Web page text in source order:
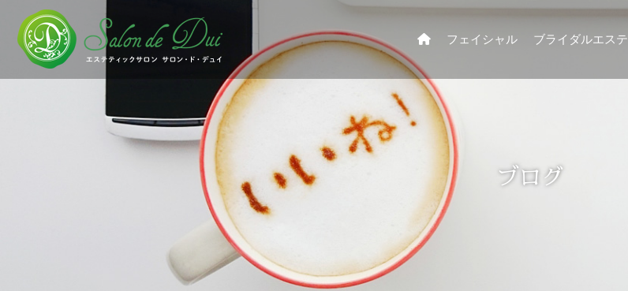
フェイシャル ブライダルエステ
ブログ